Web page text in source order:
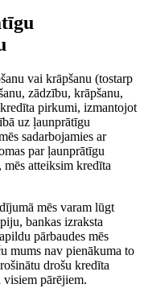
vai krāpšanu (tostarp
zādzību, krāpšanu,
pirkumi, izmantojot
uz ļaunprātīgu
sadarbojamies ar
par ļaunprātīgu
atteiksim kredīta
mēs varam lūgt
bankas izraksta
pārbaudes mēs
mums nav pienākuma to
drošu kredīta
visiem pārējiem.